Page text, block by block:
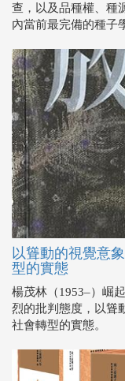
查，以及品種權、種
內當前最完備的種子
以聳動的視覺意
型的實態
楊茂林（1953–）崛
烈的批判態度，以聳
社會轉型的實態。